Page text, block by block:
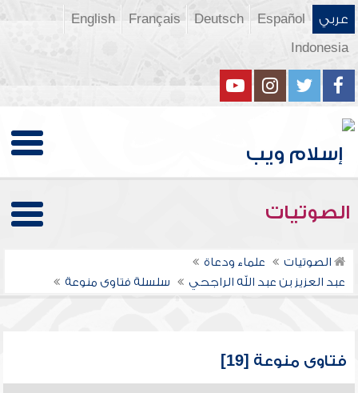
عربي Español
Deutsch
Français
English
Indonesia
الصوتيات
الصوتيات
علماء ودعاة
عبد العزيز بن عبد الله الراجحي
سلسلة فتاوى منوعة
فتاوى منوعة [19]